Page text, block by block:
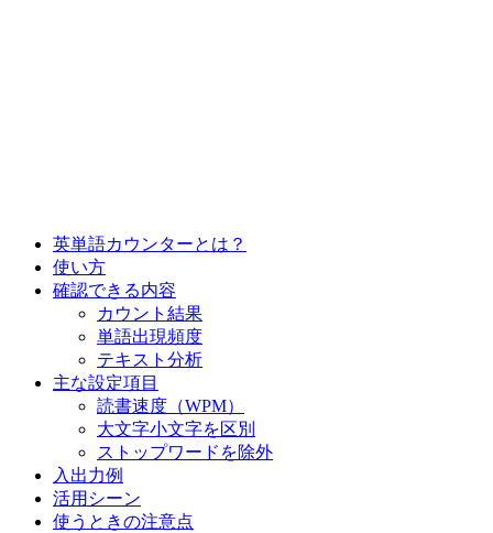
英単語カウンターとは？
使い方
確認できる内容
カウント結果
単語出現頻度
テキスト分析
主な設定項目
読書速度（WPM）
大文字小文字を区別
ストップワードを除外
入出力例
活用シーン
使うときの注意点